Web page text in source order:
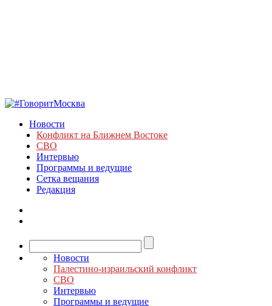
Новости
Конфликт на Ближнем Востоке
СВО
Интервью
Программы и ведущие
Сетка вещания
Редакция
Новости
Палестино-израильский конфликт
СВО
Интервью
Программы и ведущие